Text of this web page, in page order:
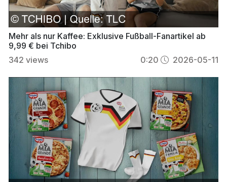
Mehr als nur Kaffee: Exklusive Fußball-Fanartikel ab
9,99 € bei Tchibo
342 views 0:20 2026-05-11